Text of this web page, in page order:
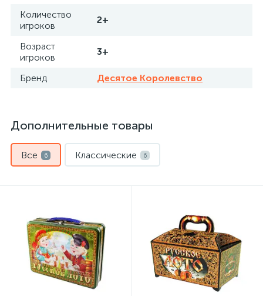
Количество
игроков
2+
Возраст
игроков
3+
Бренд Десятое Королевство
Дополнительные товары
Все 6 Классические 6